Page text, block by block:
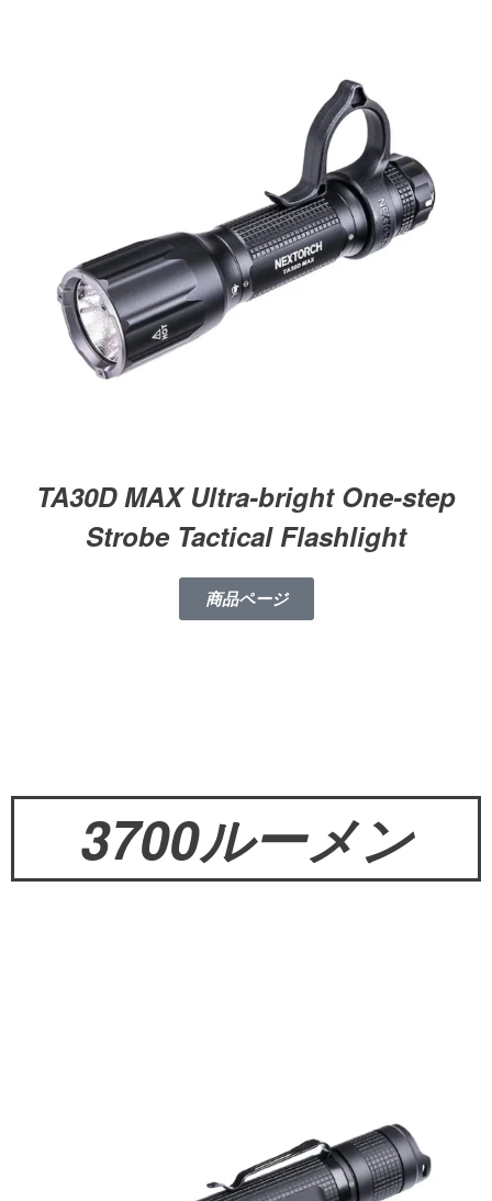
TA30D MAX Ultra-bright One-step
Strobe Tactical Flashlight
商品ページ
3700ルーメン